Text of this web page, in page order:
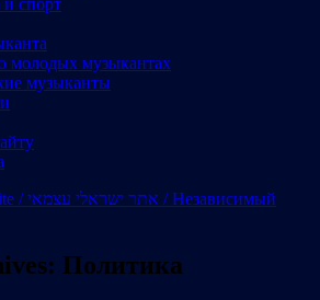
молодых музыкантах
музыканты
Политика